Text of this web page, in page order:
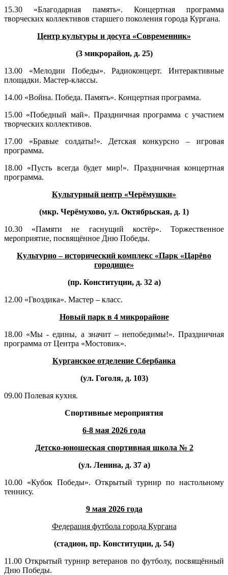
15.30 «Благодарная память». Концертная программа
творческих коллективов старшего поколения города Кургана.
Центр культуры и досуга «Современник»
(3 микрорайон, д. 25)
13.00 «Мелодии Победы». Радиоконцерт. Интерактивные
площадки. Мастер-классы.
14.00 «Война. Победа. Память». Концертная программа.
15.00 «Победный май». Праздничная программа с участием
творческих коллективов.
17.00 «Бравые солдаты!». Детская конкурсно – игровая
программа.
18.00 «Пусть всегда будет мир!». Праздничная концертная
программа.
Культурный центр «Черёмушки»
(мкр. Черёмухово, ул. Октябрьская, д. 1)
10.30 «Памяти не гаснущий костёр». Торжественное
мероприятие, посвящённое Дню Победы.
Культурно – исторический комплекс «Парк «Царёво
городище»
(пр. Конституции, д. 32 а)
12.00 «Гвоздика». Мастер – класс.
Новый парк в 4 микрорайоне
18.00 «Мы - едины, а значит – непобедимы!». Праздничная
программа от Центра «Мостовик».
Курганское отделение Сбербанка
(ул. Гоголя, д. 103)
09.00 Полевая кухня.
Спортивные мероприятия
6-8 мая 2026 года
Детско-юношеская спортивная школа № 2
(ул. Ленина, д. 37 а)
10.00 «Кубок Победы». Открытый турнир по настольному
теннису.
9 мая 2026 года
Федерация футбола города Кургана
(стадион, пр. Конституции, д. 54)
11.00 Открытый турнир ветеранов по футболу, посвящённый
Дню Победы.